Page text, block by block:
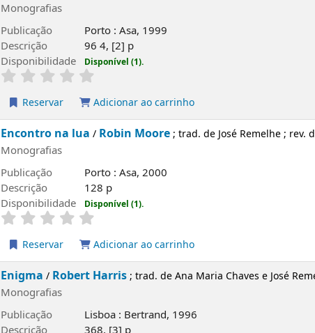
Monografias
Publicação
Porto : Asa, 1999
Descrição
96 4, [2] p
Disponibilidade
Disponível (1).
Reservar Adicionar ao carrinho
Encontro na lua / Robin Moore; trad. de José Remelhe ; rev.
Monografias
Publicação
Porto : Asa, 2000
Descrição
128 p
Disponibilidade
Disponível (1).
Reservar Adicionar ao carrinho
Enigma / Robert Harris; trad. de Ana Maria Chaves e José
Monografias
Publicação
Lisboa : Bertrand, 1996